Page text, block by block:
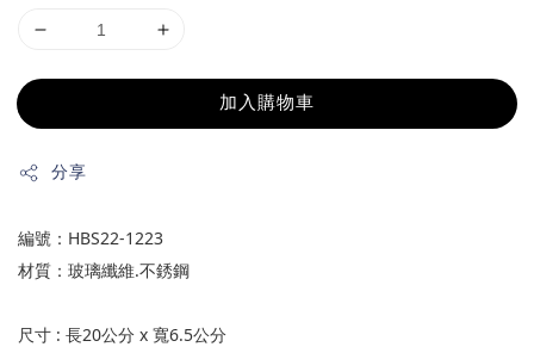
加入購物車
分享
編號：HBS22-1223
材質：玻璃纖維.不銹鋼
尺寸 : 長20公分 x 寬6.5公分